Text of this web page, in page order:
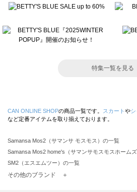
特集一覧を見る
CAN ONLINE SHOPの商品一覧です。 スカート や
など定番アイテムを取り揃えております。
Samansa Mos2（サマンサ モスモス）の一覧
Samansa Mos2 home's（サマンサモスモスホーム
SM2（エスエムツー）の一覧
TSUHARU by Samansa Mos2（ツハルバイサマンサ
その他のブランド ＋